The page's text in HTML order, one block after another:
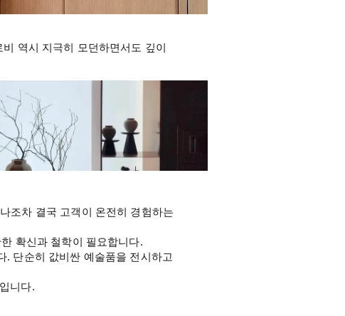
역시 지극히 모던하면서도 깊이
조차 결국 고객이 온전히 경험하는
확신과 철학이 필요합니다.
. 단순히 값비싼 예술품을 전시하고
니다.